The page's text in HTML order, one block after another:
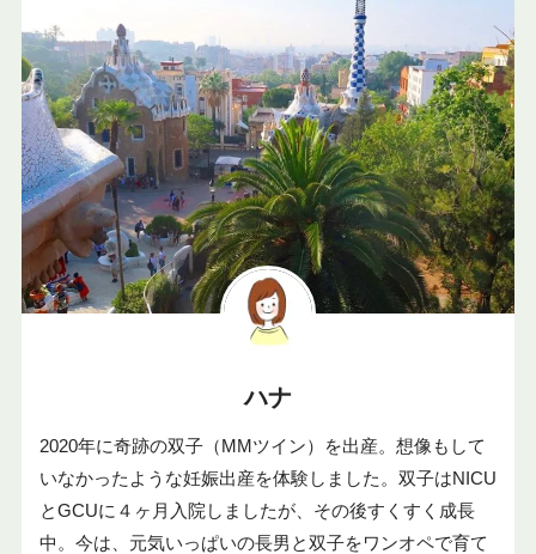
ハナ
2020年に奇跡の双子（MMツイン）を出産。想像もして
いなかったような妊娠出産を体験しました。双子はNICU
とGCUに４ヶ月入院しましたが、その後すくすく成長
中。今は、元気いっぱいの長男と双子をワンオペで育て